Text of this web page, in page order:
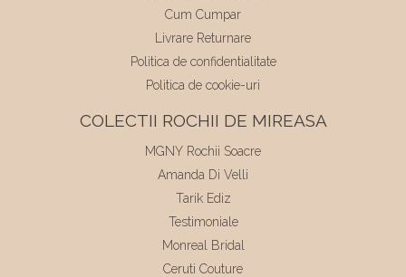
Cum Cumpar
Livrare Returnare
Politica de confidentialitate
Politica de cookie-uri
COLECTII ROCHII DE MIREASA
MGNY Rochii Soacre
Amanda Di Velli
Tarik Ediz
Testimoniale
Monreal Bridal
Ceruti Couture